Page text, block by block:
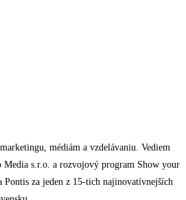
médiám a vzdelávaniu. Vediem
Media s.r.o. a rozvojový program Show your
za jeden z 15-tich najinovatívnejších